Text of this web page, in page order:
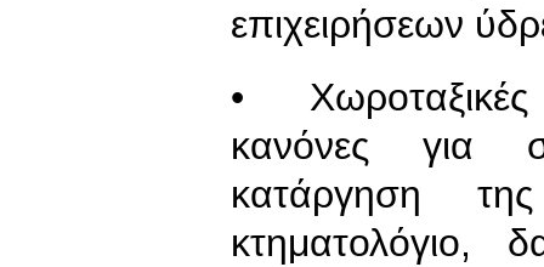
επιχειρήσεων
• Χωροταξικές
κανόνες για
κατάργηση
κτηματολόγιο,